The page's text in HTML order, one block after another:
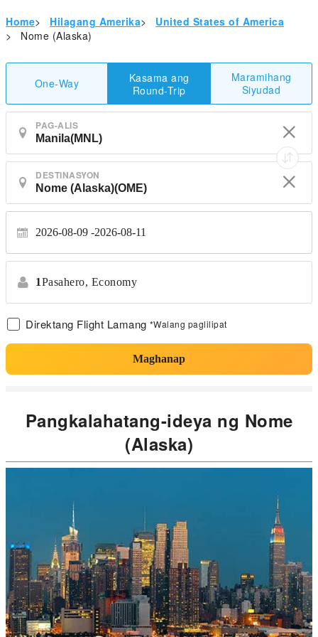
Home> Hilagang Amerika>
United States of America
>
Nome (Alaska)
One-Way
Kasama ang
Round-Trip
Maramihang
Siyudad
PAG-ALIS
DESTINASYON
2026-08-09 2026-08-11
1Pasahero, Economy
Direktang Flight Lamang *Walang paglilipat
Maghanap
Pangkalahatang-ideya ng Nome
(Alaska)